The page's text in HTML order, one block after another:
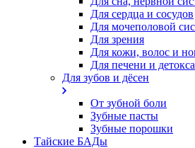
Для сердца и сосудов
Для мочеполовой
Для зрения
Для кожи, волос и
Для печени и детокса
Для зубов и дёсен
От зубной боли
Зубные пасты
Зубные порошки
Тайские БАДы